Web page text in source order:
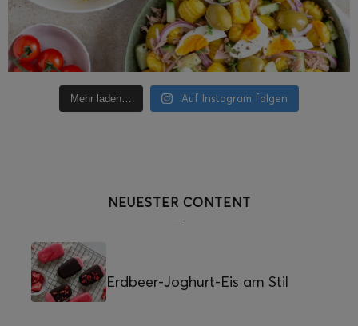
Mehr laden… Auf Instagram folgen
NEUESTER CONTENT
Erdbeer-Joghurt-Eis am Stil